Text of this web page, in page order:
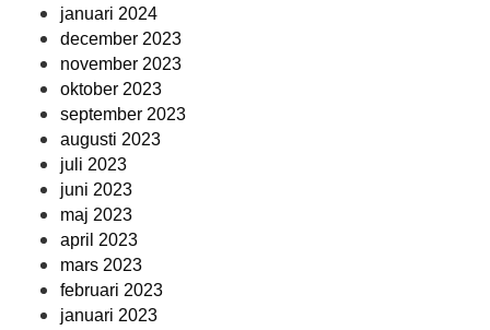
januari 2024
december 2023
november 2023
oktober 2023
september 2023
augusti 2023
juli 2023
juni 2023
maj 2023
april 2023
mars 2023
februari 2023
januari 2023